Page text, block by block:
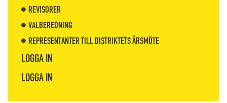
REVISORER
VALBEREDNING
REPRESENTANTER TILL DISTRIKTETS ÅRSMÖTE
LOGGA IN
LOGGA IN